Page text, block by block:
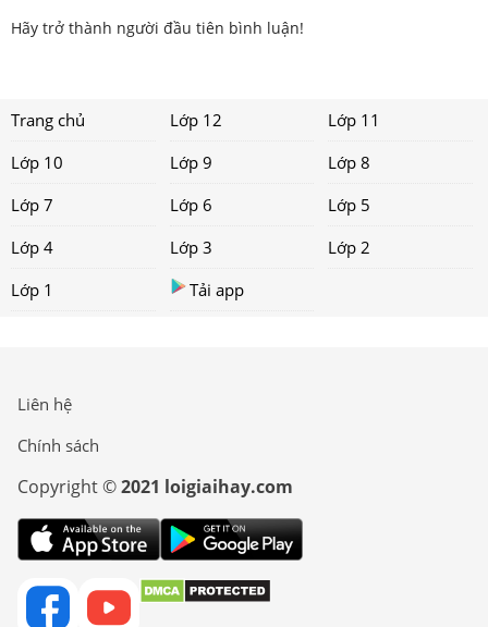
Hãy trở thành người đầu tiên bình luận!
Trang chủ Lớp 12
Lớp 11
Lớp 10
Lớp 9
Lớp 8
Lớp 7
Lớp 6
Lớp 5
Lớp 4
Lớp 3
Lớp 2
Lớp 1
Tải app
Liên hệ
Chính sách
Copyright ©2021 loigiaihay.com